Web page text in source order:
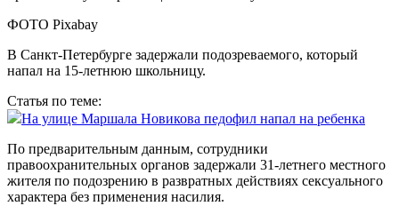
ФОТО Pixabay
В Санкт-Петербурге задержали подозреваемого, который
напал на 15-летнюю школьницу.
Статья по теме:
На улице Маршала Новикова педофил напал на ребенка
По предварительным данным, сотрудники
правоохранительных органов задержали 31-летнего местного
жителя по подозрению в развратных действиях сексуального
характера без применения насилия.